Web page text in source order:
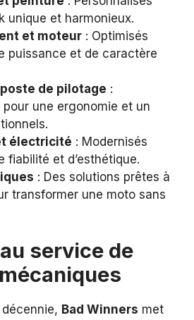
unique et harmonieux.
et moteur : Optimisés
puissance et de caractère
de pilotage :
pour une ergonomie et un
électricité : Modernisés
fiabilité et d’esthétique.
: Des solutions prêtes à
transformer une moto sans
service de
décennie, Bad Winners met